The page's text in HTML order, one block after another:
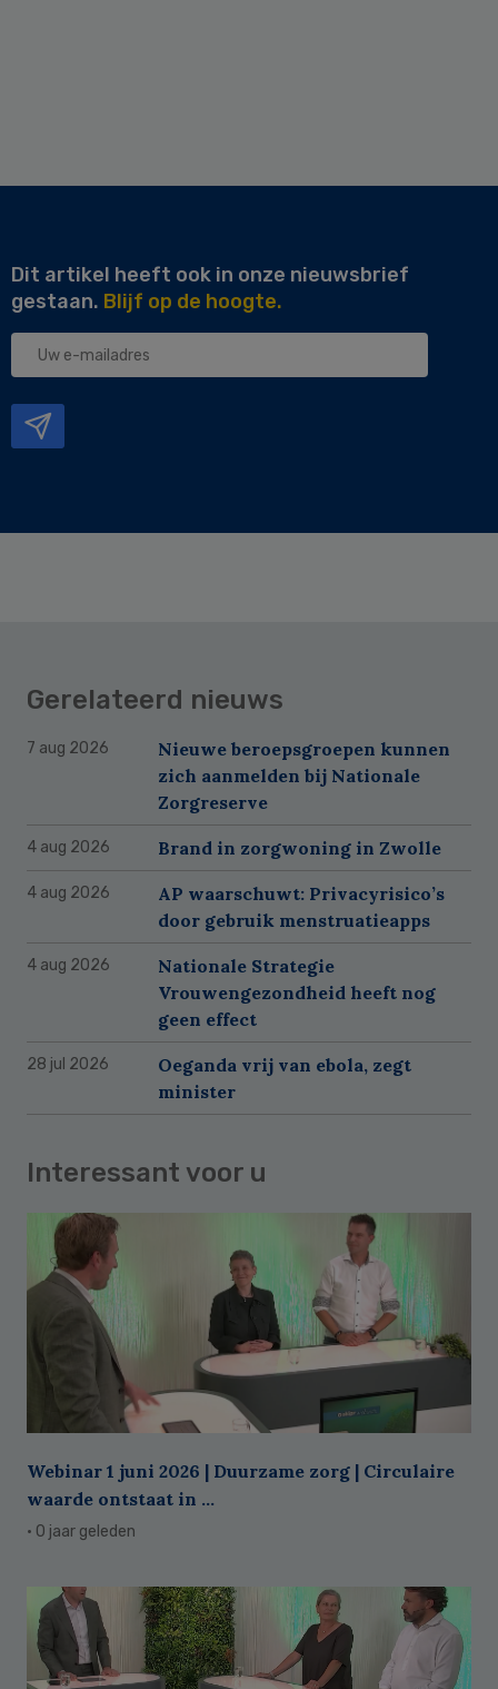
Dit artikel heeft ook in onze nieuwsbrief
gestaan. Blijf op de hoogte.
Uw
Gerelateerd nieuws
7 aug 2026
Nieuwe beroepsgroepen kunnen
zich aanmelden bij Nationale
Zorgreserve
4 aug 2026 Brand in zorgwoning in Zwolle
4 aug 2026
AP waarschuwt: Privacyrisico’s
door gebruik menstruatieapps
4 aug 2026
Nationale Strategie
Vrouwengezondheid heeft nog
geen effect
28 jul 2026
Oeganda vrij van ebola, zegt
minister
Interessant voor u
Webinar 1 juni 2026 | Duurzame zorg | Circulaire
waarde ontstaat in ...
· 0 jaar geleden